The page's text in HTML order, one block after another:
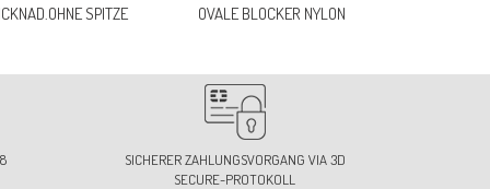
SPITZE OVALE BLOCKER NYLON
SICHERER ZAHLUNGSVORGANG VIA 3D
SECURE-PROTOKOLL